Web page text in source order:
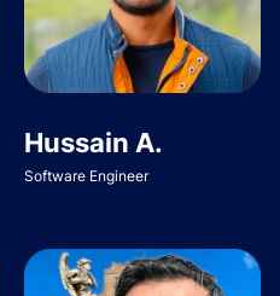
Hussain A.
Software Engineer